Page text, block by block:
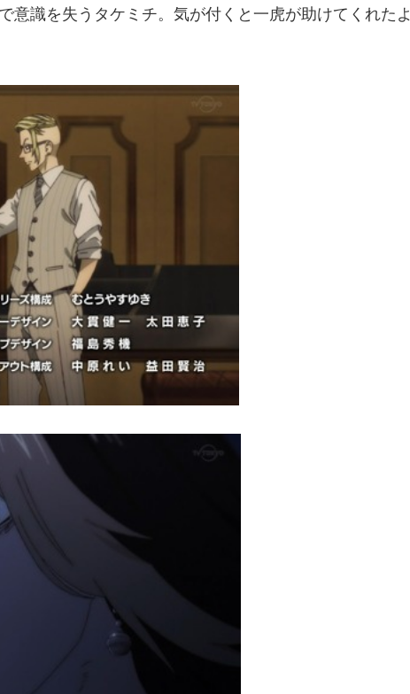
意識を失うタケミチ。気が付くと一虎が助けてくれたよ